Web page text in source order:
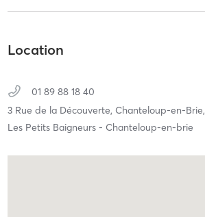
Location
01 89 88 18 40
3 Rue de la Découverte, Chanteloup-en-Brie,
Les Petits Baigneurs - Chanteloup-en-brie